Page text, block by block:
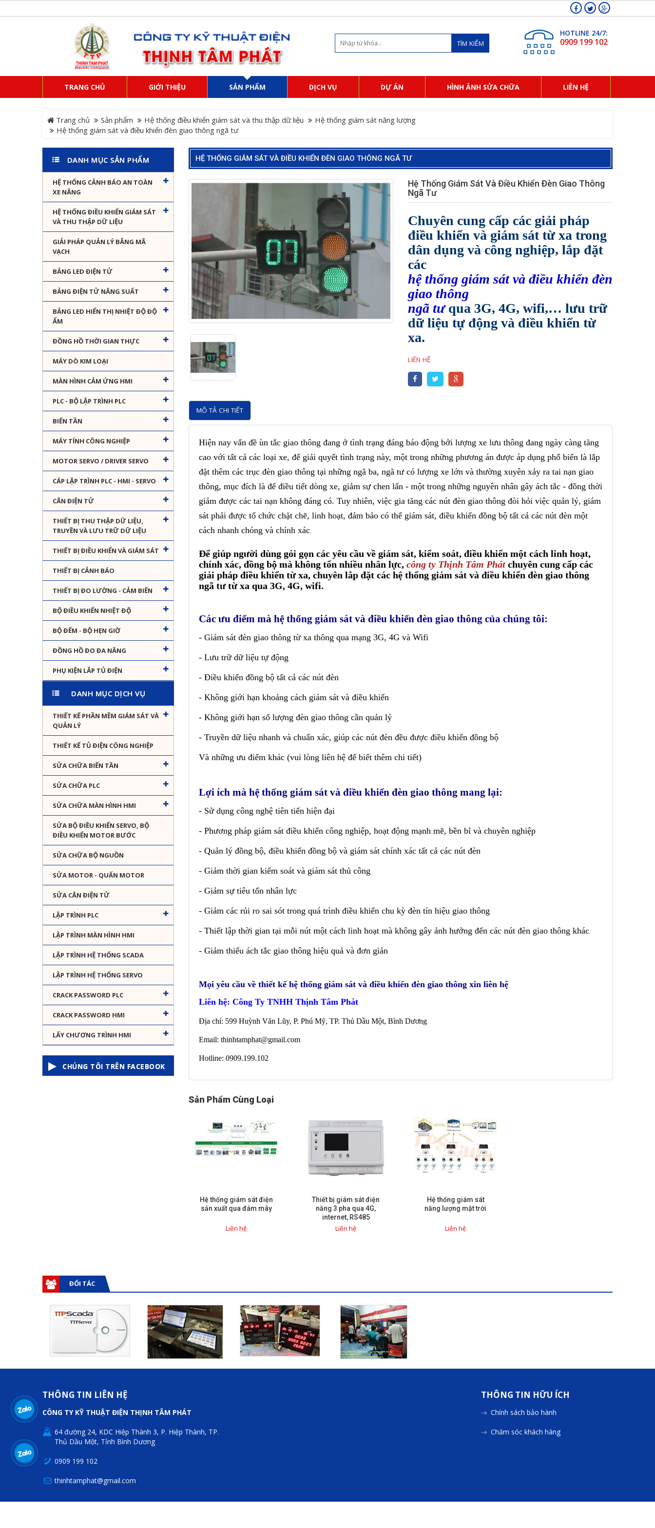
TÌM KIẾM
HOTLINE 24/7:
0909 199 102
TRANG CHỦ GIỚI THIỆU SẢN PHẨM DỊCH VỤ DỰ ÁN HÌNH ẢNH SỬA CHỮA LIÊN HỆ
Trang chủ Sản phẩm Hệ thống điều khiển giám sát và thu thập dữ liệu
Hệ thống giám sát năng lượng
Hệ thống giám sát và điều khiển đèn giao thông ngã tư
DANH MỤC SẢN PHẨM
HỆ THỐNG CẢNH BÁO AN TOÀN
XE NÂNG
HỆ THỐNG ĐIỀU KHIỂN GIÁM SÁT
VÀ THU THẬP DỮ LIỆU
GIẢI PHÁP QUẢN LÝ BẰNG MÃ
VẠCH
BẢNG LED ĐIỆN TỬ
BẢNG ĐIỆN TỬ NĂNG SUẤT
BẢNG LED HIỂN THỊ NHIỆT ĐỘ ĐỘ
ẨM
ĐỒNG HỒ THỜI GIAN THỰC
MÁY DÒ KIM LOẠI
MÀN HÌNH CẢM ỨNG HMI
PLC - BỘ LẬP TRÌNH PLC
BIẾN TẦN
MÁY TÍNH CÔNG NGHIỆP
MOTOR SERVO / DRIVER SERVO
CÁP LẬP TRÌNH PLC - HMI - SERVO
CÂN ĐIỆN TỬ
THIẾT BỊ THU THẬP DỮ LIỆU,
TRUYỀN VÀ LƯU TRỮ DỮ LIỆU
THIẾT BỊ ĐIỀU KHIỂN VÀ GIÁM SÁT
THIẾT BỊ CẢNH BÁO
THIẾT BỊ ĐO LƯỜNG - CẢM BIẾN
BỘ ĐIỀU KHIỂN NHIỆT ĐỘ
BỘ ĐẾM - BỘ HẸN GIỜ
ĐỒNG HỒ ĐO ĐA NĂNG
PHỤ KIỆN LẮP TỦ ĐIỆN
DANH MỤC DỊCH VỤ
THIẾT KẾ PHẦN MỀM GIÁM SÁT VÀ
QUẢN LÝ
THIẾT KẾ TỦ ĐIỆN CÔNG NGHIỆP
SỬA CHỮA BIẾN TẦN
SỬA CHỮA PLC
SỬA CHỮA MÀN HÌNH HMI
SỬA BỘ ĐIỀU KHIỂN SERVO, BỘ
ĐIỀU KHIỂN MOTOR BƯỚC
SỬA CHỮA BỘ NGUỒN
SỬA MOTOR - QUẤN MOTOR
SỬA CÂN ĐIỆN TỬ
LẬP TRÌNH PLC
LẬP TRÌNH MÀN HÌNH HMI
LẬP TRÌNH HỆ THỐNG SCADA
LẬP TRÌNH HỆ THỐNG SERVO
CRACK PASSWORD PLC
CRACK PASSWORD HMI
LẤY CHƯƠNG TRÌNH HMI
CHÚNG TÔI TRÊN FACEBOOK
HỆ THỐNG GIÁM SÁT VÀ ĐIỀU KHIỂN ĐÈN GIAO THÔNG NGÃ TƯ
Hệ Thống Giám Sát Và Điều Khiển Đèn Giao Thông
Ngã Tư
Chuyên cung cấp các giải pháp
điều khiển và giám sát từ xa trong
dân dụng và công nghiệp, lắp đặt
các
hệ thống giám sát và điều khiển đèn
giao thông
ngã tưqua 3G, 4G, wifi,… lưu trữ
dữ liệu tự động và điều khiển từ
xa.
LIÊN HỆ
MÔ TẢ CHI TIẾT
Hiện nay vấn đề ùn tắc giao thông đang ở tình trạng đáng báo động bởi lượng xe lưu thông đang ngày càng tăng
cao với tất cả các loại xe, để giải quyết tình trạng này, một trong những phương án được áp dụng phổ biến là lắp
đặt thêm các trục đèn giao thông tại những ngã ba, ngã tư có lượng xe lớn và thường xuyên xảy ra tai nạn giao
thông, mục đích là để điều tiết dòng xe, giảm sự chen lấn - một trong những nguyên nhân gây ách tắc - đồng thời
giảm được các tai nạn không đáng có. Tuy nhiên, việc gia tăng các nút đèn giao thông đòi hỏi việc quản lý, giám
sát phải được tổ chức chặt chẽ, linh hoạt, đảm bảo có thể giám sát, điều khiển đồng bộ tất cả các nút đèn một
cách nhanh chóng và chính xác.
Để giúp người dùng gói gọn các yêu cầu về giám sát, kiểm soát, điều khiển một cách linh hoạt,
chính xác, đồng bộ mà không tốn nhiều nhân lực, công ty Thịnh Tâm Phát chuyên cung cấp các
giải pháp điều khiển từ xa, chuyên lắp đặt các hệ thống giám sát và điều khiển đèn giao thông
ngã tư từ xa qua 3G, 4G, wifi.
Các ưu điểm mà hệ thống giám sát và điều khiển đèn giao thông của chúng tôi:
- Giám sát đèn giao thông từ xa thông qua mạng 3G, 4G và Wifi
- Lưu trữ dữ liệu tự động
- Điều khiển đồng bộ tất cả các nút đèn
- Không giới hạn khoảng cách giám sát và điều khiển
- Không giới hạn số lượng đèn giao thông cần quản lý
- Truyền dữ liệu nhanh và chuẩn xác, giúp các nút đèn đều được điều khiển đồng bộ
Và những ưu điểm khác (vui lòng liên hệ để biết thêm chi tiết)
Lợi ích mà hệ thống giám sát và điều khiển đèn giao thông mang lại:
- Sử dụng công nghệ tiên tiến hiện đại
- Phương pháp giám sát điều khiển công nghiệp, hoạt động mạnh mẽ, bền bỉ và chuyên nghiệp
- Quản lý đồng bộ, điều khiển đồng bộ và giám sát chính xác tất cả các nút đèn
- Giảm thời gian kiểm soát và giám sát thủ công
- Giảm sự tiêu tốn nhân lực
- Giảm các rủi ro sai sót trong quá trình điều khiển chu kỳ đèn tín hiệu giao thông
- Thiết lập thời gian tại mỗi nút một cách linh hoạt mà không gây ảnh hưởng đến các nút đèn giao thông khác
- Giảm thiểu ách tắc giao thông hiệu quả và đơn giản
Mọi yêu cầu về thiết kế hệ thống giám sát và điều khiển đèn giao thông xin liên hệ
Liên hệ: Công Ty TNHH Thịnh Tâm Phát
Địa chỉ: 599 Huỳnh Văn Lũy, P. Phú Mỹ, TP. Thủ Dầu Một, Bình Dương
Email: thinhtamphat@gmail.com
Hotline: 0909.199.102
Sản Phẩm Cùng Loại
Hệ thống giám sát điện
sản xuất qua đám mây
Liên hệ
Thiết bị giám sát điện
năng 3 pha qua 4G,
internet, RS485
Liên hệ
Hệ thống giám sát
năng lượng mặt trời
Liên hệ
ĐỐI TÁC
THÔNG TIN LIÊN HỆ
CÔNG TY KỸ THUẬT ĐIỆN THỊNH TÂM PHÁT
64 đường 24, KDC Hiệp Thành 3, P. Hiệp Thành, TP.
Thủ Dầu Một, Tỉnh Bình Dương
0909 199 102
thinhtamphat@gmail.com
THÔNG TIN HỮU ÍCH
Chính sách bảo hành
Chăm sóc khách hàng